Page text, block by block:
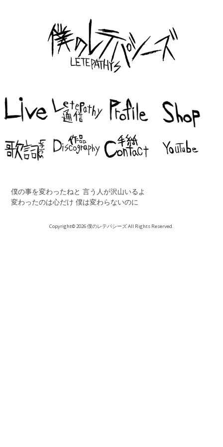
僕の事を変わったねと 言う人が沢山いるよ
変わったのは心だけ 僕は変わらないのに
Copyright© 2026 僕のレテパシーズ All Rights Reserved.